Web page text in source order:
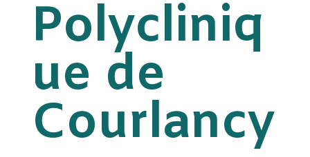
Polycliniq
ue de
Courlancy